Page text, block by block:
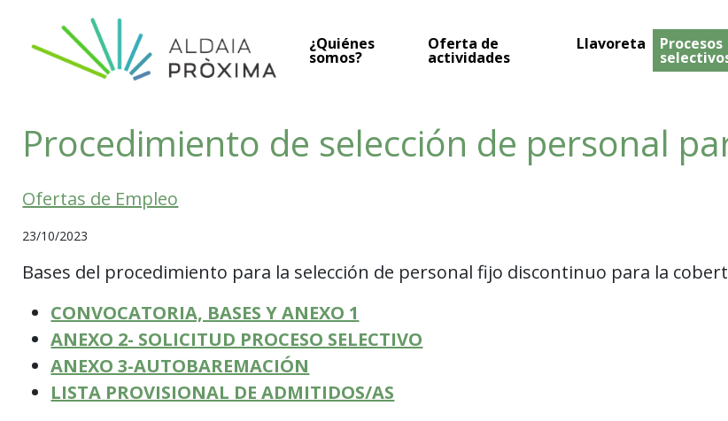
Saltar al contenido
Navegación principal
¿Quiénes
somos?
Oferta de
actividades
Llavoreta Procesos
Procedimiento de selección de personal
Ofertas de Empleo
23/10/2023
Bases del procedimiento para la selección de personal fijo discontinuo para la
CONVOCATORIA, BASES Y ANEXO 1
ANEXO 2- SOLICITUD PROCESO SELECTIVO
ANEXO 3-AUTOBAREMACIÓN
LISTA PROVISIONAL DE ADMITIDOS/AS